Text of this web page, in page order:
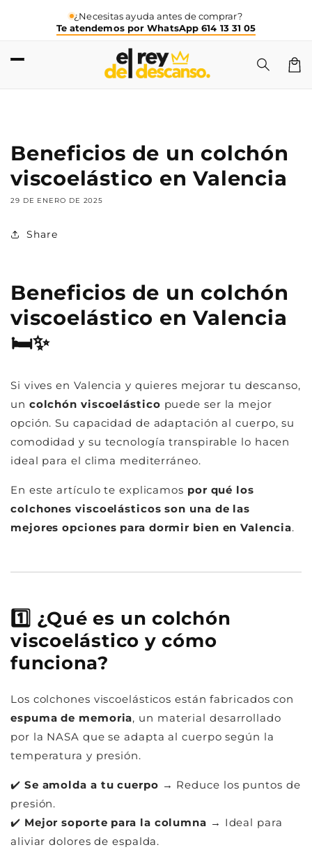
contenido
¿Necesitas ayuda antes de comprar?
Te atendemos por WhatsApp 614 13 31 05
Beneficios de un colchón
viscoelástico en Valencia
29 DE ENERO DE 2025
Share
Beneficios de un colchón
viscoelástico en Valencia
🛏️✨
Si vives en Valencia y quieres mejorar tu descanso,
un colchón viscoelástico puede ser la mejor
opción. Su capacidad de adaptación al cuerpo, su
comodidad y su tecnología transpirable lo hacen
ideal para el clima mediterráneo.
En este artículo te explicamos por qué los
colchones viscoelásticos son una de las
mejores opciones para dormir bien en Valencia.
1️⃣ ¿Qué es un colchón
viscoelástico y cómo
funciona?
Los colchones viscoelásticos están fabricados con
espuma de memoria, un material desarrollado
por la NASA que se adapta al cuerpo según la
temperatura y presión.
✔️ Se amolda a tu cuerpo → Reduce los puntos de
presión.
✔️ Mejor soporte para la columna → Ideal para
aliviar dolores de espalda.